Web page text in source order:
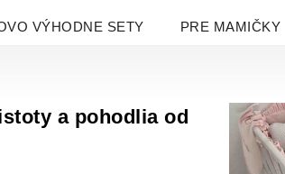
VÝHODNE SETY PRE MAMIČKY
a pohodlia od